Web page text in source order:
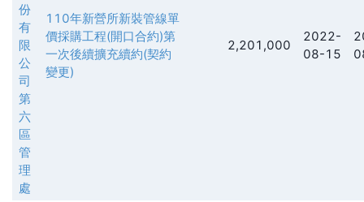
份
有
限
公
司
第
六
區
管
理
處
110年新營所新裝管線單
價採購工程(開口合約)第
一次後續擴充續約(契約
變更)
2,201,000
2022-
08-15